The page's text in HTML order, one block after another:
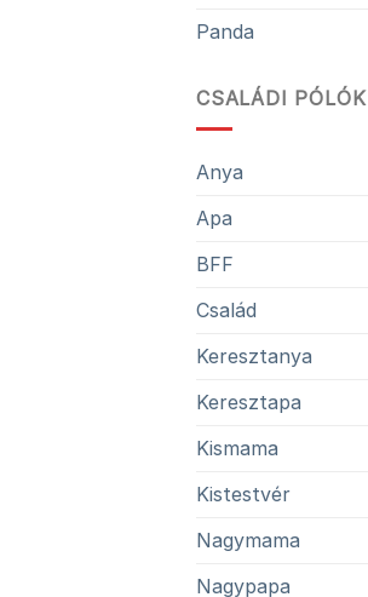
Panda
CSALÁDI PÓLÓK
Anya
Apa
BFF
Család
Keresztanya
Keresztapa
Kismama
Kistestvér
Nagymama
Nagypapa